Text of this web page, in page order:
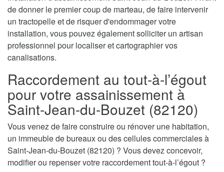
de donner le premier coup de marteau, de faire intervenir
un tractopelle et de risquer d'endommager votre
installation, vous pouvez également solliciter un artisan
professionnel pour localiser et cartographier vos
canalisations.
Raccordement au tout-à-l’égout
pour votre assainissement à
Saint-Jean-du-Bouzet (82120)
Vous venez de faire construire ou rénover une habitation,
un immeuble de bureaux ou des cellules commerciales à
Saint-Jean-du-Bouzet (82120) ? Vous devez concevoir,
modifier ou repenser votre raccordement tout-à-l’égout ?